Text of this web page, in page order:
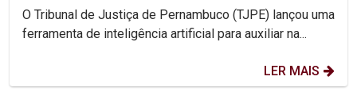
O Tribunal de Justiça de Pernambuco (TJPE) lançou uma
ferramenta de inteligência artificial para auxiliar na...
LER MAIS